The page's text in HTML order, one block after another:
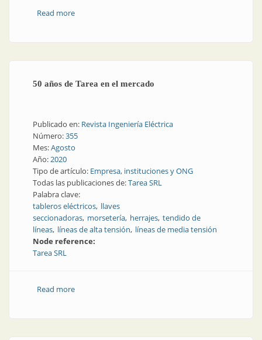
Read moreabout En plena pandemia: barrios populares,
50 años de Tarea en el mercado
Publicado en: Revista Ingeniería Eléctrica
Número:355
Mes:Agosto
Año:2020
Tipo de artículo: Empresa, instituciones y ONG
Todas las publicaciones de:Tarea SRL
Palabra clave:
tableros eléctricos llaves
seccionadoras morsetería herrajes tendido de
líneas líneas de alta tensión líneas de media tensión
Node reference:
Tarea SRL
Read moreabout 50 años de Tarea en el mercado